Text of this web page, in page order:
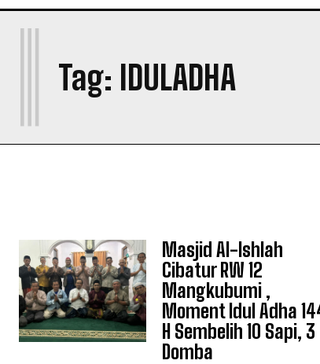
Tag: IDULADHA
I
Masjid Al-Ishlah
Cibatur RW 12
Mangkubumi ,
Moment Idul Adha
H Sembelih 10 Sapi, 3
Domba